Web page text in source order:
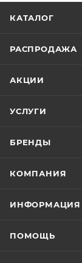
КАТАЛОГ
РАСПРОДАЖА
АКЦИИ
УСЛУГИ
БРЕНДЫ
КОМПАНИЯ
ИНФОРМАЦИЯ
ПОМОЩЬ